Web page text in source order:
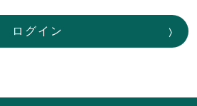
ログイン